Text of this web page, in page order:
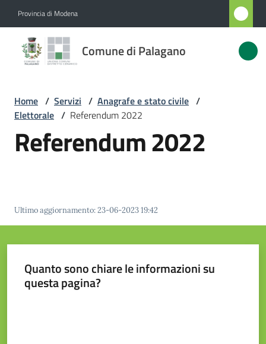
Provincia di Modena
Comune di Palagano
Comune
di
Menu selezionato
Vivere
Home / Servizi / Anagrafe e stato civile /
Elettorale / Referendum 2022
Referendum 2022
Ultimo aggiornamento:23-06-2023 19:42
Quanto sono chiare le informazioni su
questa pagina?